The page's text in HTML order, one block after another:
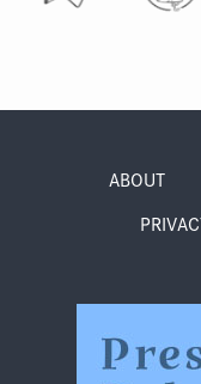
グルメ・まち
ABOUT